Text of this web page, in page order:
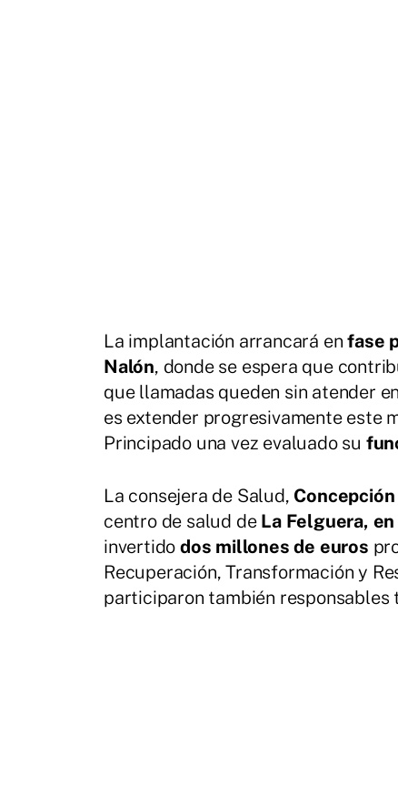
La implantación arrancará enfase
Nalón, donde se espera que
que llamadas queden sin atender
es extender progresivamente este
Principado una vez evaluado su
La consejera de Salud,
centro de salud de La Felguera,
invertidodos millones de euros
Recuperación, Transformación y
participaron también responsables